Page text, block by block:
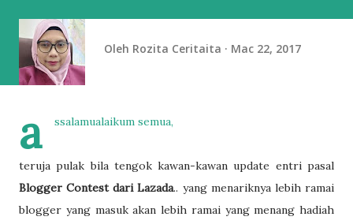
Oleh Rozita Ceritaita Mac 22, 2017
a ssalamualaikum semua,
teruja pulak bila tengok kawan-kawan update entri pasal
Blogger Contest dari Lazada.. yang menariknya lebih ramai
blogger yang masuk akan lebih ramai yang menang hadiah